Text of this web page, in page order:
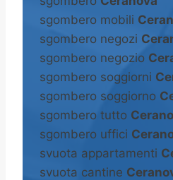
sgombero mobili
sgombero negozi
sgombero negozio
sgombero soggiorni
sgombero soggiorno
sgombero tutto
sgombero uffici
svuota appartamenti
svuota cantine